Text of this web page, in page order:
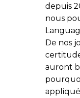
depuis
nous
De nos
auront